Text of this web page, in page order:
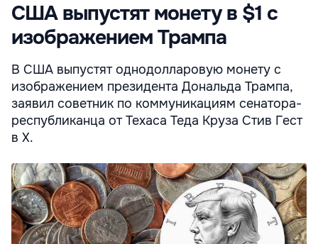
США выпустят монету в $1 с
изображением Трампа
В США выпустят однодолларовую монету с
изображением президента Дональда Трампа,
заявил советник по коммуникациям сенатора-
республиканца от Техаса Теда Круза Стив Гест
в X.